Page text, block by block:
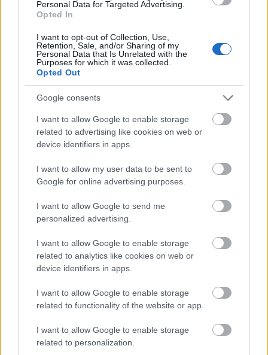
Personal Data for Targeted Advertising.
Opted In
I want to opt-out of Collection, Use,
Retention, Sale, and/or Sharing of my
Personal Data that Is Unrelated with the
Purposes for which it was collected.
Opted Out
Google consents
I want to allow Google to enable storage
related to advertising like cookies on web or
device identifiers in apps.
I want to allow my user data to be sent to
Google for online advertising purposes.
I want to allow Google to send me
personalized advertising.
I want to allow Google to enable storage
related to analytics like cookies on web or
device identifiers in apps.
I want to allow Google to enable storage
related to functionality of the website or app.
I want to allow Google to enable storage
related to personalization.
Belváros-Lipótváros
játszótér
Város-Teampannon Kereskedelmi és Szolgáltató Kft.
parkfelújítás
Újragondolják Lipótváros rejtett, zöld parkját
Indulhat a Honvéd tér megújításának tervezése, ahol a
klímatudatos gondolkodás és a helyi identitás erősítése kerül a
Történelmi táj, amelynek minden köve
mesél – megújul a tatai Angolkert
M1 bővítés: már zajlik a teljesen új
Bicske Kelet csomópont építése
Új gyalogosátkelők és jelzőlámpás
Másfélszeresére bővítik